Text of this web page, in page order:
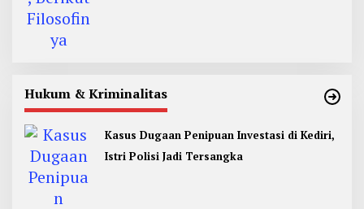
Hukum & Kriminalitas
Kasus Dugaan Penipuan Investasi di Kediri,
Istri Polisi Jadi Tersangka